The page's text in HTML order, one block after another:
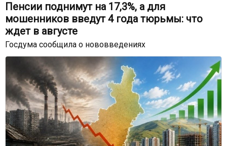
Пенсии поднимут на 17,3%, а для
мошенников введут 4 года тюрьмы: что
ждет в августе
Госдума сообщила о нововведениях